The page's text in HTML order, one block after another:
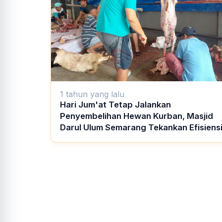
1 tahun yang lalu
Hari Jum'at Tetap Jalankan
Penyembelihan Hewan Kurban, Masjid
Darul Ulum Semarang Tekankan Efisiensi